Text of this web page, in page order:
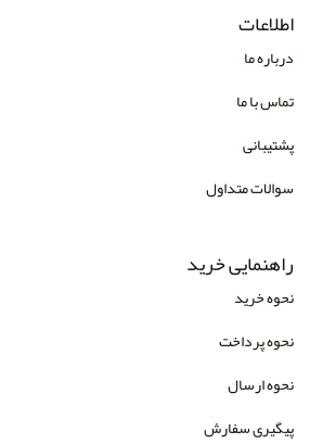
اطلاعات
درباره ما
تماس با ما
پشتیبانی
سوالات متداول
راهنمایی خرید
نحوه خرید
نحوه پرداخت
نحوه ارسال
پیگیری سفارش